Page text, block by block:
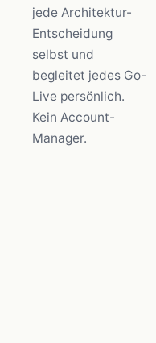
jede Architektur-
Entscheidung
selbst und
begleitet jedes Go-
Live persönlich.
Kein Account-
Manager.